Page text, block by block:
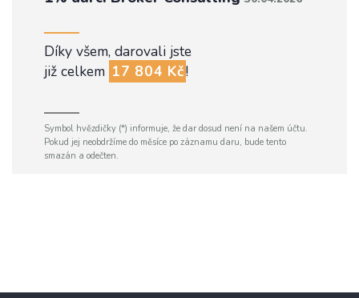
Díky všem, darovali jste
již celkem 17 804 Kč!
Symbol hvězdičky (*) informuje, že dar dosud není na našem účtu.
Pokud jej neobdržíme do měsíce po záznamu daru, bude tento
smazán a odečten.